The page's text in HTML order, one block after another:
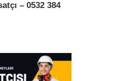
– 0532 384